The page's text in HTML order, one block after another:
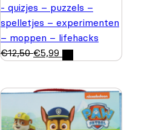
- quizjes – puzzels –
spelletjes – experimenten
– moppen – lifehacks
€12,50 €5,99